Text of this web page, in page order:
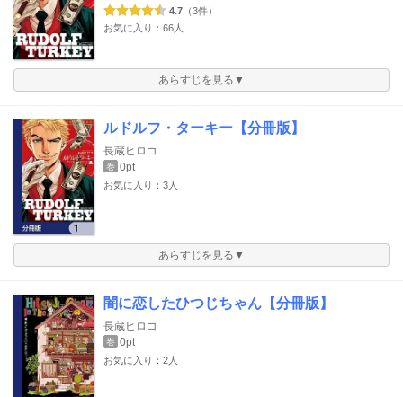
4.7 （3件）
お気に入り：66人
あらすじを見る▼
ルドルフ・ターキー【分冊版】
長蔵ヒロコ
巻 0pt
お気に入り：3人
あらすじを見る▼
闇に恋したひつじちゃん【分冊版】
長蔵ヒロコ
巻 0pt
お気に入り：2人